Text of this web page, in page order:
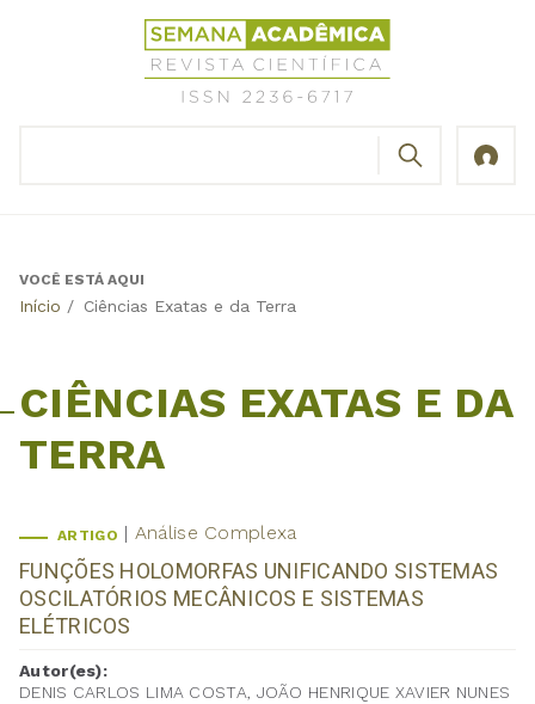
Revista
Científica
Semana
Back
VOCÊ ESTÁ AQUI
Início / Ciências Exatas e da Terra
CIÊNCIAS EXATAS E DA
TERRA
ARTIGO Análise Complexa
FUNÇÕES HOLOMORFAS UNIFICANDO SISTEMAS
OSCILATÓRIOS MECÂNICOS E SISTEMAS
ELÉTRICOS
Autor(es):
DENIS CARLOS LIMA COSTA, JOÃO HENRIQUE XAVIER NUNES